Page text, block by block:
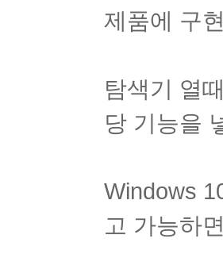
제품에 구
탐색기 열
당 기능을
Windows
고 가능하